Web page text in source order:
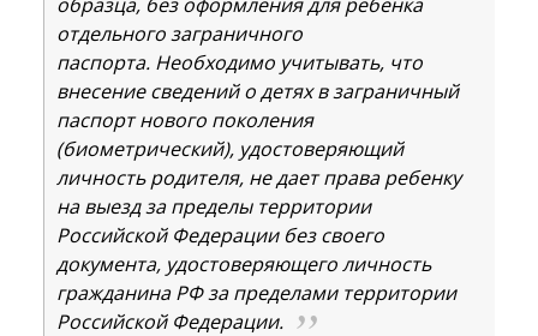
отдельного заграничного
паспорта. Необходимо учитывать, что
внесение сведений о детях в заграничный
паспорт нового поколения
(биометрический), удостоверяющий
личность родителя, не дает права ребенку
на выезд за пределы территории
Российской Федерации без своего
документа, удостоверяющего личность
гражданина РФ за пределами территории
Российской Федерации.